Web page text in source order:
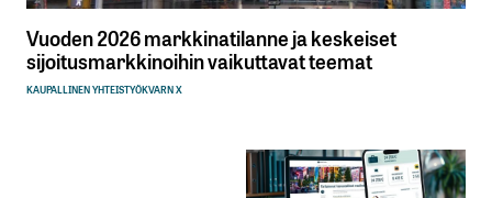
Vuoden 2026 markkinatilanne ja keskeiset
sijoitusmarkkinoihin vaikuttavat teemat
KAUPALLINEN YHTEISTYÖKVARN X